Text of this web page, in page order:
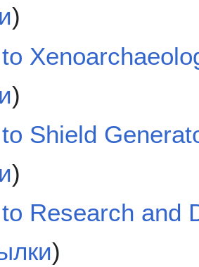
)
)
Shield
)
Research and
)